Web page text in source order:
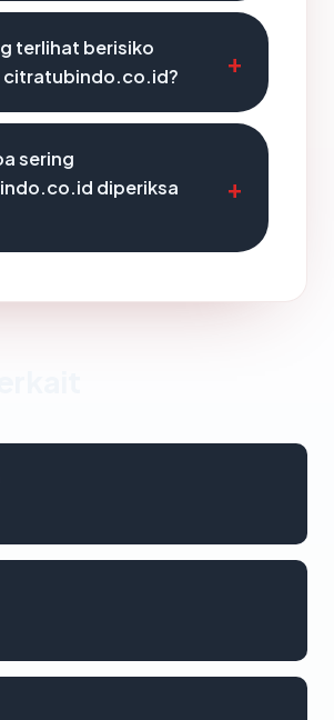
terlihat berisiko
citratubindo.co.id?
sering
diperiksa